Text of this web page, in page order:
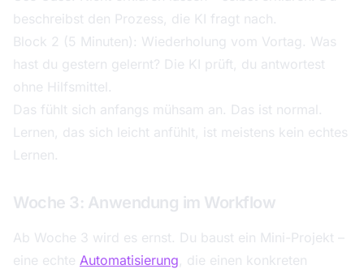
beschreibst den Prozess, die KI fragt nach.
Block 2 (5 Minuten): Wiederholung vom Vortag. Was
hast du gestern gelernt? Die KI prüft, du antwortest
ohne Hilfsmittel.
Das fühlt sich anfangs mühsam an. Das ist normal.
Lernen, das sich leicht anfühlt, ist meistens kein echtes
Lernen.
Woche 3: Anwendung im Workflow
Ab Woche 3 wird es ernst. Du baust ein Mini-Projekt –
eine echte Automatisierung , die einen konkreten